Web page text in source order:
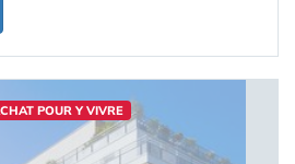
POUR Y VIVRE